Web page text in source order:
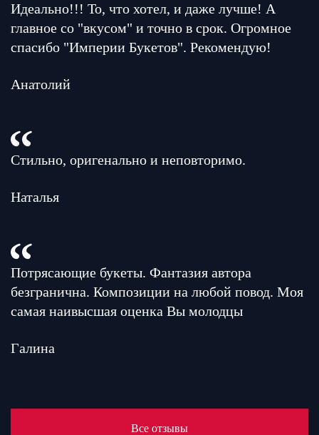
Идеально!!! То, что хотел, и даже лучше! А
главное со "вкусом" и точно в срок. Огромное
спасибо "Империи Букетов". Рекомендую!
Анатолий
Стильно, оригенально и неповторимо.
Наталья
Потрясающие букеты. Фантазия автора
безгранична. Композиции на любой повод. Моя
самая наивысшая оценка Вы молодцы
Галина
Все отзывы